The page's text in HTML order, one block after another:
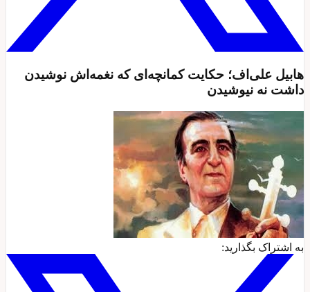
هابیل علی‌اف؛ حکایت کمانچه‌ای که نغمه‌اش نوشیدن
داشت نه نیوشیدن
به اشتراک بگذارید: